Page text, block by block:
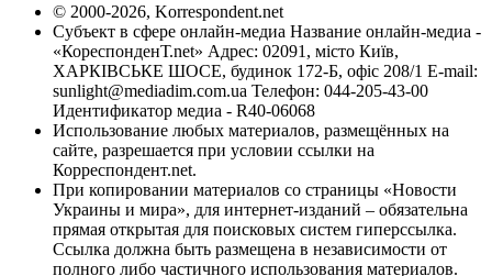
© 2000-2026, Korrespondent.net
Субъект в сфере онлайн-медиа Название онлайн-медиа -
«КореспонденТ.net» Адрес: 02091, місто Київ,
ХАРКІВСЬКЕ ШОСЕ, будинок 172-Б, офіс 208/1 E-mail:
sunlight@mediadim.com.ua Телефон: 044-205-43-00
Идентификатор медиа - R40-06068
Использование любых материалов, размещённых на
сайте, разрешается при условии ссылки на
Корреспондент.net.
При копировании материалов со страницы «Новости
Украины и мира», для интернет-изданий – обязательна
прямая открытая для поисковых систем гиперссылка.
Ссылка должна быть размещена в независимости от
полного либо частичного использования материалов.